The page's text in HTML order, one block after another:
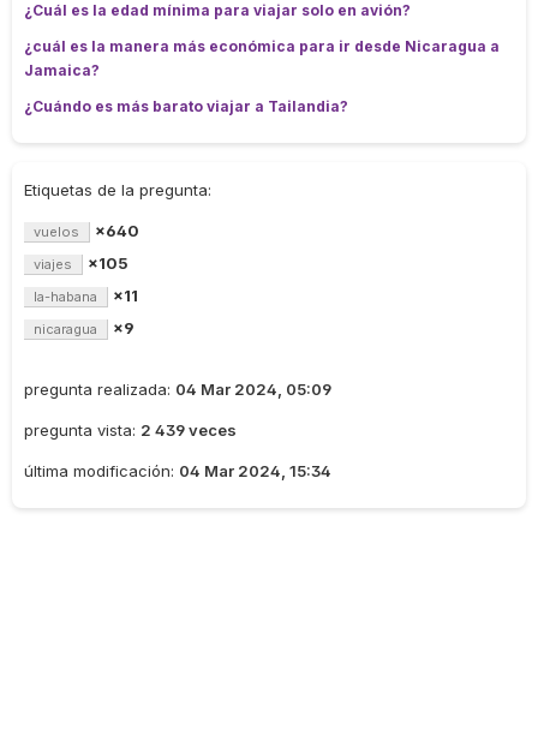
¿Cuál es la edad mínima para viajar solo en avión?
¿cuál es la manera más económica para ir desde Nicaragua a
Jamaica?
¿Cuándo es más barato viajar a Tailandia?
Etiquetas de la pregunta:
vuelos ×640
viajes ×105
la-habana ×11
nicaragua ×9
pregunta realizada: 04 Mar 2024, 05:09
pregunta vista: 2 439 veces
última modificación: 04 Mar 2024, 15:34